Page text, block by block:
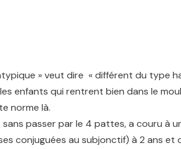
» veut dire « différent du type
enfants qui rentrent bien dans le
norme là.
passer par le 4 pattes, a couru à
conjuguées au subjonctif) à 2 ans et